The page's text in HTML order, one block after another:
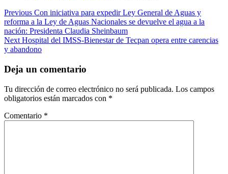
Post
navigation
Previous Con iniciativa para expedir Ley General de Aguas y
reforma a la Ley de Aguas Nacionales se devuelve el agua a la
nación: Presidenta Claudia Sheinbaum
Next Hospital del IMSS-Bienestar de Tecpan opera entre carencias
y abandono
Deja un comentario
Tu dirección de correo electrónico no será publicada. Los campos
obligatorios están marcados con *
Comentario *